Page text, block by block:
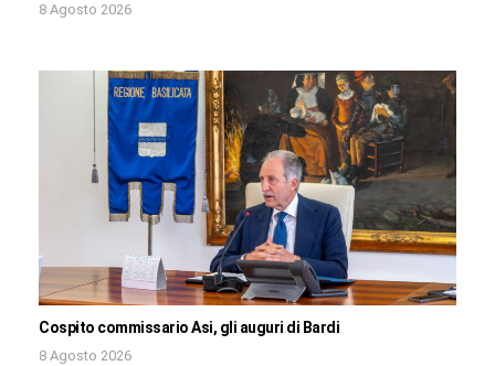
8 Agosto 2026
Cospito commissario Asi, gli auguri di Bardi
8 Agosto 2026